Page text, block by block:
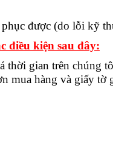
được (do lỗi kỹ
điều kiện sau đây:
gian trên chúng
mua hàng và giấy tờ